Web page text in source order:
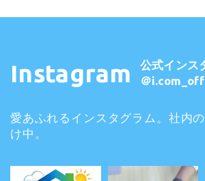
Instagram
公式インス
＠
愛あふれるインスタグラム。社内
け中。